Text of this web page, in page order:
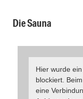
Die Sauna
Hier wurde
blockiert.
eine